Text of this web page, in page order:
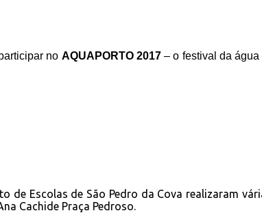
no AQUAPORTO 2017– o festival da água
Escolas de São Pedro da Cova realizaram
Cachide Praça Pedroso.